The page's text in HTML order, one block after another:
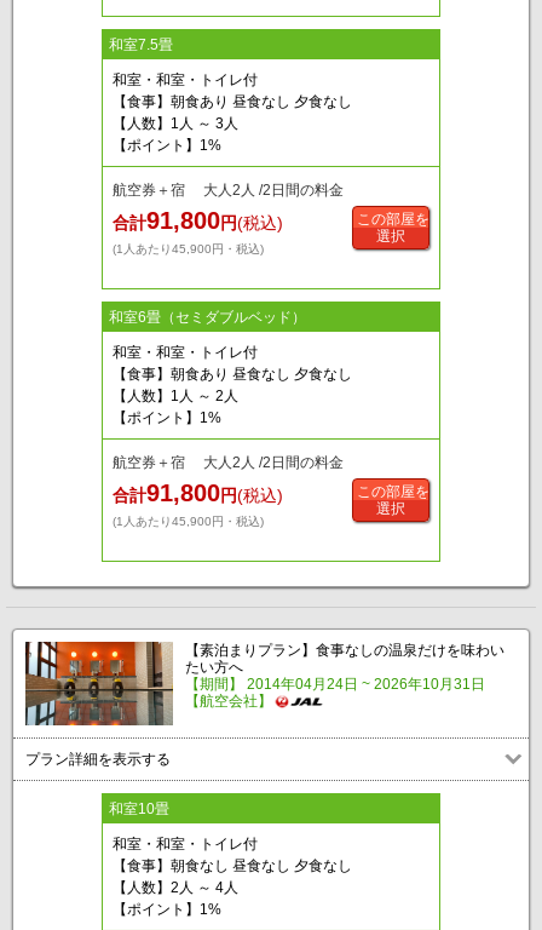
和室7.5畳
和室・和室・トイレ付
【食事】朝食あり 昼食なし 夕食なし
【人数】1人 ～ 3人
【ポイント】1%
航空券＋宿 大人2人 /2日間の料金
合計91,800円(税込)
(1人あたり45,900円・税込)
この部屋を
選択
和室6畳（セミダブルベッド）
和室・和室・トイレ付
【食事】朝食あり 昼食なし 夕食なし
【人数】1人 ～ 2人
【ポイント】1%
航空券＋宿 大人2人 /2日間の料金
合計91,800円(税込)
(1人あたり45,900円・税込)
この部屋を
選択
【素泊まりプラン】食事なしの温泉だけを味わい
たい方へ
【期間】 2014年04月24日 ~ 2026年10月31日
【航空会社】
プラン詳細を表示する
和室10畳
和室・和室・トイレ付
【食事】朝食なし 昼食なし 夕食なし
【人数】2人 ～ 4人
【ポイント】1%